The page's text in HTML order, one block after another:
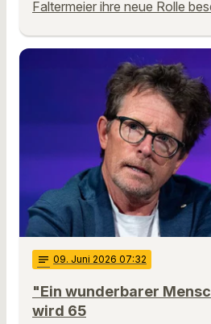
Faltermeier ihre neue Rolle
notes 09. Juni 2026 07:32
"Ein wunderbarer
wird 65